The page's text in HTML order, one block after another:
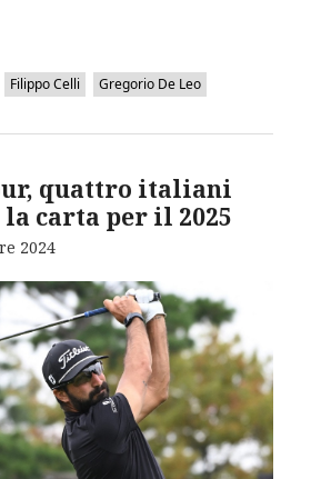
Filippo Celli Gregorio De Leo
quattro italiani
carta per il 2025
2024